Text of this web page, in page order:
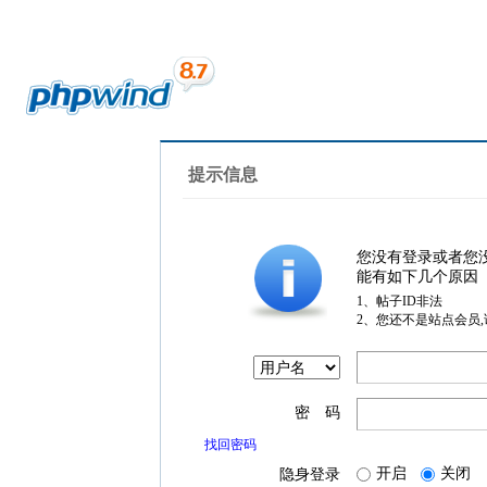
提示信息
您没有登录或者您
能有如下几个原因
1、帖子ID非法
2、您还不是站点会员
密 码
找回密码
隐身登录 开启 关闭